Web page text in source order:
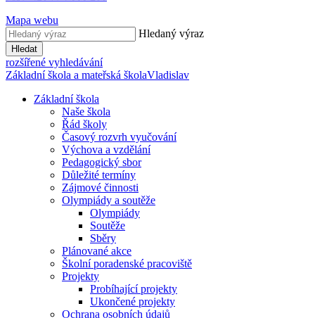
Mapa webu
Hledaný výraz
Hledat
rozšířené vyhledávání
Základní škola a mateřská školaVladislav
Základní škola
Naše škola
Řád školy
Časový rozvrh vyučování
Výchova a vzdělání
Pedagogický sbor
Důležité termíny
Zájmové činnosti
Olympiády a soutěže
Olympiády
Soutěže
Sběry
Plánované akce
Školní poradenské pracoviště
Projekty
Probíhající projekty
Ukončené projekty
Ochrana osobních údajů